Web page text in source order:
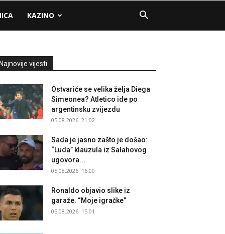
KAZINO
Najnovije vijesti
Ostvariće se velika želja Diega
Simeonea? Atletico ide po
argentinsku zvijezdu
05.08.2026. 21:02
Sada je jasno zašto je došao:
“Luda” klauzula iz Salahovog
ugovora...
05.08.2026. 16:00
Ronaldo objavio slike iz
garaže. “Moje igračke”
05.08.2026. 15:01